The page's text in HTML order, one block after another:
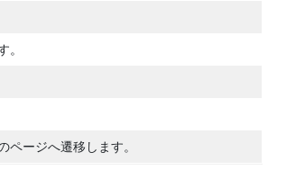
。
ージへ遷移します。